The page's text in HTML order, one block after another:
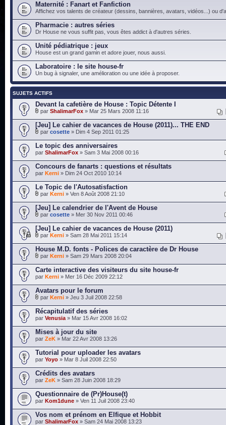
Maternité : Fanart et Fanfiction
Affichez vos talents de créateur (dessins, bannières, avatars, vidéos...) ou
Pharmacie : autres séries
Dr House ne vous suffit pas, vous êtes addict à d'autres séries.
Unité pédiatrique : jeux
House est un grand gamin et adore jouer, nous aussi.
Laboratoire : le site house-fr
Un bug à signaler, une amélioration ou une idée à proposer.
SUJETS ACTIFS
Devant la cafetière de House : Topic Détente I
par ShalimarFox » Mar 25 Mars 2008 11:16
[Jeu] Le cahier de vacances de House (2011)... THE END
par cosette » Dim 4 Sep 2011 01:25
Le topic des anniversaires
par ShalimarFox » Sam 3 Mai 2008 00:16
Concours de fanarts : questions et résultats
par Kerni » Dim 24 Oct 2010 10:14
Le Topic de l'Autosatisfaction
par Kerni » Ven 8 Août 2008 21:10
[Jeu] Le calendrier de l'Avent de House
par cosette » Mer 30 Nov 2011 00:46
[Jeu] Le cahier de vacances de House (2011)
par Kerni » Sam 28 Mai 2011 15:14
House M.D. fonts - Polices de caractère de Dr House
par Kerni » Sam 29 Mars 2008 20:04
Carte interactive des visiteurs du site house-fr
par Kerni » Mer 16 Déc 2009 22:12
Avatars pour le forum
par Kerni » Jeu 3 Juil 2008 22:58
Récapitulatif des séries
par Venusia » Mar 15 Avr 2008 16:02
Mises à jour du site
par ZeK » Mar 22 Avr 2008 13:26
Tutorial pour uploader les avatars
par Yoyo » Mar 8 Juil 2008 22:50
Crédits des avatars
par ZeK » Sam 28 Juin 2008 18:29
Questionnaire de (Pr)House(t)
par Kom1dune » Ven 11 Juil 2008 23:40
Vos nom et prénom en Elfique et Hobbit
par ShalimarFox » Sam 24 Mai 2008 13:23